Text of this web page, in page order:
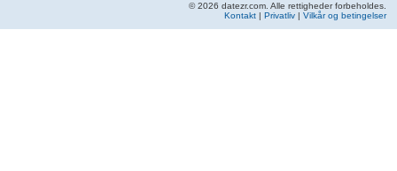
© 2026 datezr.com. Alle rettigheder forbeholdes.
Kontakt | Privatliv | Vilkår og betingelser